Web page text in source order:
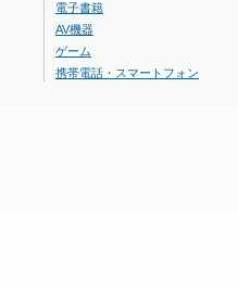
電子書籍
AV機器
ゲーム
携帯電話・スマートフォン